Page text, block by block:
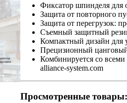
Фиксатор шпинделя для
Защита от повторного
Защита от перегрузок:
Съемный защитный
Компактный дизайн для
Прецизионный
Комбинируется со
alliance-system.com
Просмотренные товары: